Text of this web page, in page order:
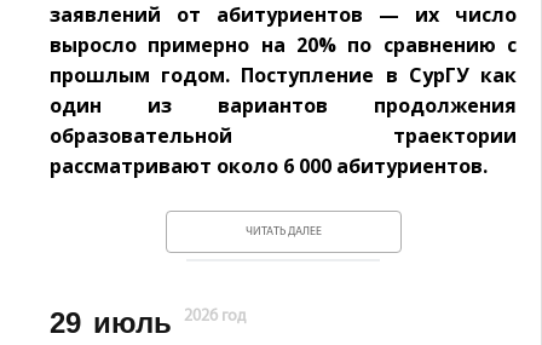
заявлений от абитуриентов — их число
выросло примерно на 20% по сравнению с
прошлым годом. Поступление в СурГУ как
один из вариантов продолжения
образовательной траектории
рассматривают около 6 000 абитуриентов.
ЧИТАТЬ ДАЛЕЕ
29 июль 2026 год